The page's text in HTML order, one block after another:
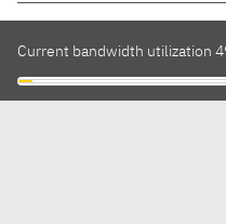
Current bandwidth utilization